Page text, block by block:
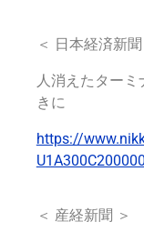
＜ 日本経済新聞
人消えたター
きに
https://
＜ 産経新聞 ＞